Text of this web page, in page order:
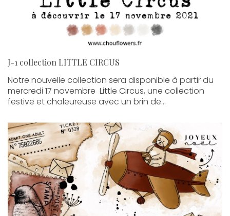
J-1 collection LITTLE CIRCUS
Notre nouvelle collection sera disponible à partir du
mercredi 17 novembre Little Circus, une collection
festive et chaleureuse avec un brin de...